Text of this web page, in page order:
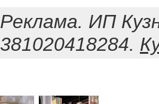
Реклама. ИП
381020418284.